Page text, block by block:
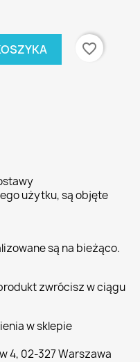
favorite_border
użytku, są objęte
są na bieżąco.
zwrócisz w ciągu
w sklepie
4, 02-327 Warszawa